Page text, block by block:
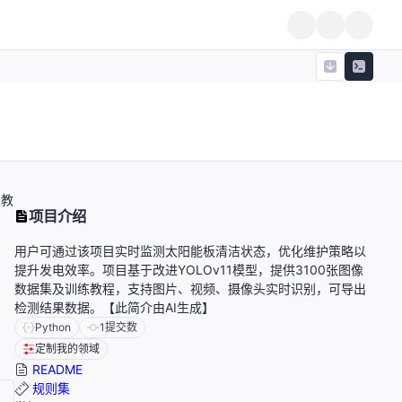
项目介绍
用户可通过该项目实时监测太阳能板清洁状态，优化维护策略以
提升发电效率。项目基于改进YOLOv11模型，提供3100张图像
数据集及训练教程，支持图片、视频、摄像头实时识别，可导出
检测结果数据。【此简介由AI生成】
Python 1提交数
定制我的领域
README
规则集